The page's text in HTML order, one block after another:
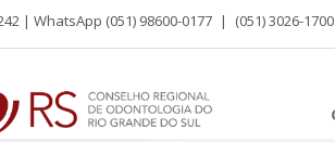
| WhatsApp (051) 98600-0177 | (051) 3026-1700